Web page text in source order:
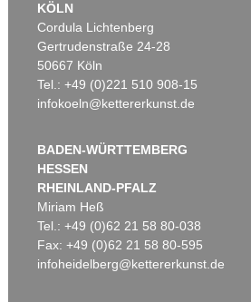
KÖLN
Cordula Lichtenberg
Gertrudenstraße 24-28
50667 Köln
Tel.: +49 (0)221 510 908-15
infokoeln@kettererkunst.de
BADEN-WÜRTTEMBERG
HESSEN
RHEINLAND-PFALZ
Miriam Heß
Tel.: +49 (0)62 21 58 80-038
Fax: +49 (0)62 21 58 80-595
infoheidelberg@kettererkunst.de